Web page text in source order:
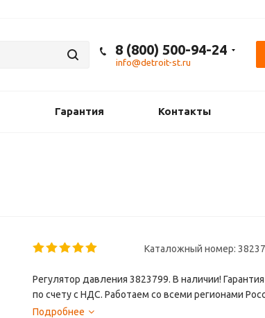
8 (800) 500-94-24
info@detroit-st.ru
Гарантия Контакты
Каталожный номер:
Регулятор давления 3823799. В наличии!
по счету с НДС. Работаем со всеми регионами
Подробнее